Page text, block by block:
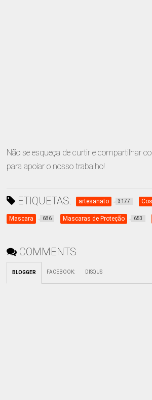
Não se esqueça de curtir e compartilhar
para apoiar o nosso trabalho!
ETIQUETAS: artesanato 3177
Mascara 686 Mascaras de Proteção 653
COMMENTS
BLOGGER FACEBOOK: DISQUS